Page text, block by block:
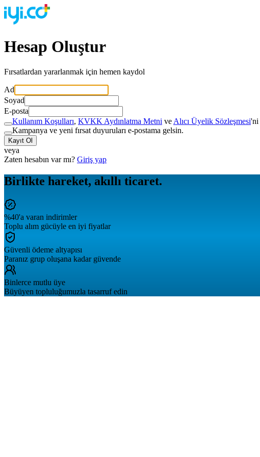
Hesap Oluştur
Fırsatlardan yararlanmak için hemen kaydol
Ad
Soyad
E-posta
Kullanım Koşulları, KVKK Aydınlatma Metni ve Alıcı Üyelik Sözleşmesi'ni
Kampanya ve yeni fırsat duyuruları e-postama gelsin.
Kayıt Ol
veya
Zaten hesabın var mı? Giriş yap
Birlikte hareket, akıllı ticaret.
%40'a varan indirimler
Toplu alım gücüyle en iyi fiyatlar
Güvenli ödeme altyapısı
Paranız grup oluşana kadar güvende
Binlerce mutlu üye
Büyüyen topluluğumuzla tasarruf edin